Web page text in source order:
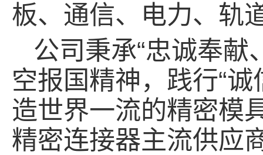
板、通信、电力、轨
公司秉承“忠诚奉献
空报国精神，践行“
造世界一流的精密模
精密连接器主流供应